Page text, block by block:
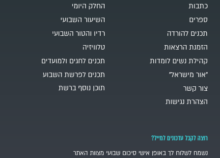
כתבות
ספרים
תכנים להורדה
הזמנת הרצאות
קהילת נשים לומדות
"אור מישראל"
צור קשר
הצהרת נגישות
החלק היומי
השיעור השבועי
רדיו והטור השבועי
טלוויזיה
תכנים לחגים ולמועדים
תכנים לפרשת השבוע
תוכן נוסף ברשת
רוצה לקבל עדכונים למייל?
נשמח לשלוח לך באופן אישי סיכום שבועי מצוות האתר